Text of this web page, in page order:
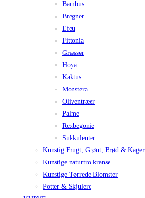
Bambus
Bregner
Efeu
Fittonia
Græsser
Hoya
Kaktus
Monstera
Oliventræer
Palme
Rexbegonie
Sukkulenter
Kunstig Frugt, Grønt, Brød & Kager
Kunstige naturtro kranse
Kunstige Tørrede Blomster
Potter & Skjulere